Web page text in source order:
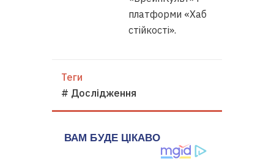
платформи «Хаб
стійкості».
Теги
# Дослідження